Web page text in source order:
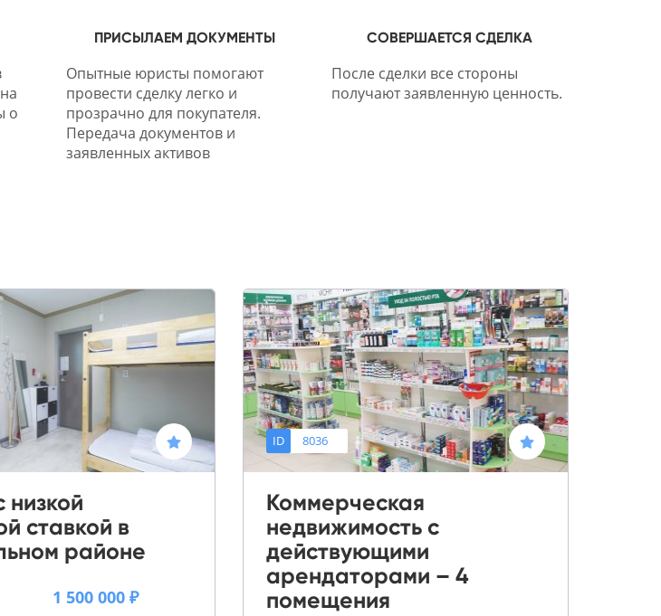
о
ПРИСЫЛАЕМ ДОКУМЕНТЫ
Опытные юристы помогают
провести сделку легко и
прозрачно для покупателя.
Передача документов и
заявленных активов
СОВЕРШАЕТСЯ СДЕЛКА
После сделки все стороны
получают заявленную ценность.
низкой
ставкой в
районе
1 500 000 ₽
ID 8036
Коммерческая
недвижимость с
действующими
арендаторами – 4
помещения